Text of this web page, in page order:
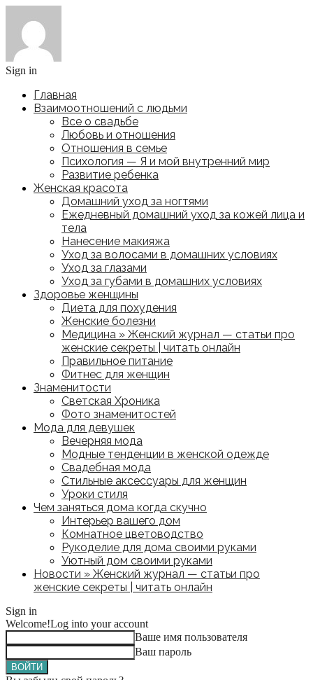
Sign in
Главная
Взаимоотношений с людьми
Все о свадьбе
Любовь и отношения
Отношения в семье
Психология — Я и мой внутренний мир
Развитие ребенка
Женская красота
Домашний уход за ногтями
Ежедневный домашний уход за кожей лица и
тела
Нанесение макияжа
Уход за волосами в домашних условиях
Уход за глазами
Уход за губами в домашних условиях
Здоровье женщины
Диета для похудения
Женские болезни
Медицина » Женский журнал — статьи про
женские секреты | читать онлайн
Правильное питание
Фитнес для женщин
Знаменитости
Светская Хроника
Фото знаменитостей
Мода для девушек
Вечерняя мода
Модные тенденции в женской одежде
Свадебная мода
Стильные аксессуары для женщин
Уроки стиля
Чем заняться дома когда скучно
Интерьер вашего дом
Комнатное цветоводство
Рукоделие для дома своими руками
Уютный дом своими руками
Новости » Женский журнал — статьи про
женские секреты | читать онлайн
Sign in
Welcome!Log into your account
Ваше имя пользователя
Ваш пароль